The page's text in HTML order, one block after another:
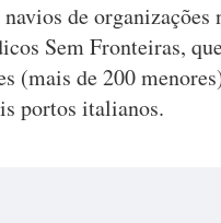
navios de
Sem Fronteiras,
(mais de 200
portos italianos.